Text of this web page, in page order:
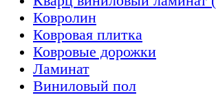
Ковролин
Ковровая плитка
Ковровые дорожки
Ламинат
Виниловый пол